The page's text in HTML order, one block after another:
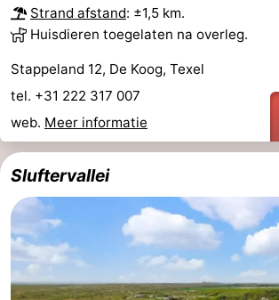
Zee
Zuid-
Kennermerland
Amsterdam
-
Haarlem
-
Zandvoort
Weer
Contact
Strand afstand: ±1,5 km.
Huisdieren toegelaten na overleg.
Stappeland 12, De Koog, Texel
tel. +31 222 317 007
web. Meer informatie
Sluftervallei